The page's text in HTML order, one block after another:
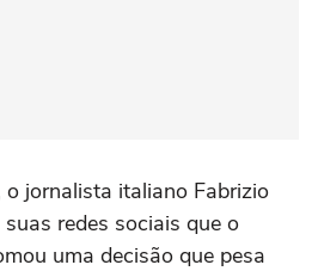
o jornalista italiano Fabrizio
redes sociais que o
uma decisão que pesa